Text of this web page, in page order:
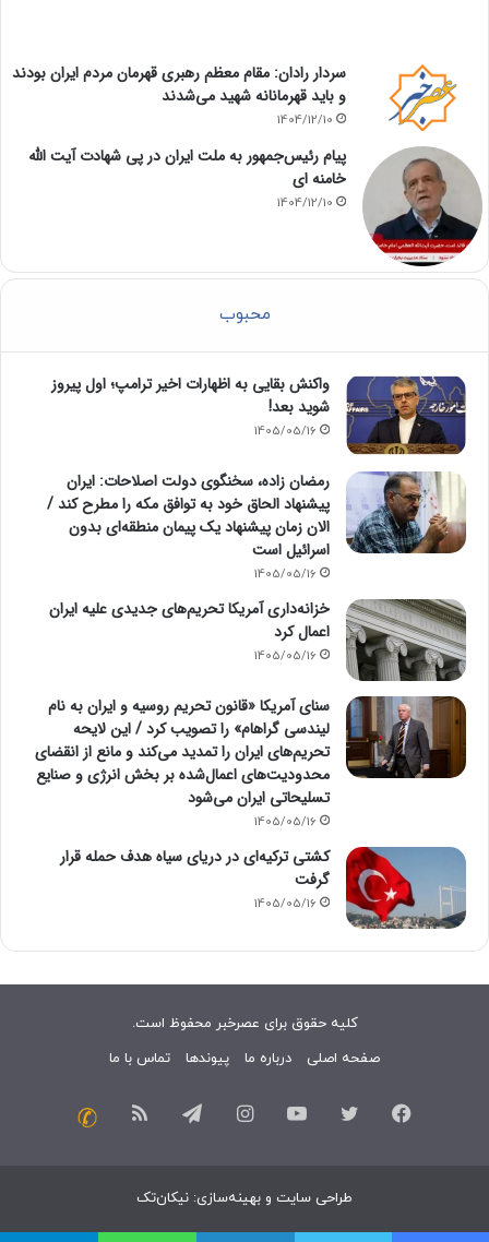
سردار رادان: مقام معظم رهبری قهرمان مردم ایران بودند
و باید قهرمانانه شهید می‌شدند
1404/12/10
پیام رئیس‌جمهور به ملت ایران در پی شهادت آیت الله
خامنه ای
1404/12/10
محبوب
واکنش بقایی به اظهارات اخیر ترامپ؛ اول پیروز
شوید بعد!
1405/05/16
رمضان زاده، سخنگوی دولت اصلاحات: ایران
پیشنهاد الحاق خود به توافق مکه را مطرح کند /
الان زمان پیشنهاد یک پیمان منطقه‌ای بدون
اسرائیل است
1405/05/16
خزانه‌داری آمریکا تحریم‌های جدیدی علیه ایران
اعمال کرد
1405/05/16
سنای آمریکا «قانون تحریم روسیه و ایران به نام
لیندسی گراهام» را تصویب کرد / این لایحه
تحریم‌های ایران را تمدید می‌کند و مانع از انقضای
محدودیت‌های اعمال‌شده بر بخش انرژی و صنایع
تسلیحاتی ایران می‌شود
1405/05/16
کشتی ترکیه‌ای در دریای سیاه هدف حمله قرار
گرفت
1405/05/16
کلیه حقوق برای عصرخبر محفوظ است.
صفحه اصلی
درباره ما پیوندها تماس با ما
فیسبوک توییتر یوتیوب اینستاگرامتلگرام خوراک
طراحی سایت و بهینه‌سازی: نیکان‌تک